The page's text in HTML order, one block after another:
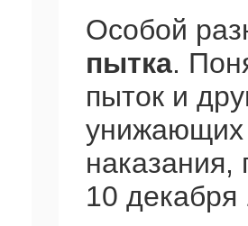
Особой
пытка.
пыток и
унижающих
10 декабря